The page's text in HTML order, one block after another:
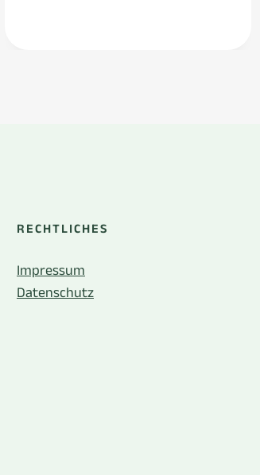
RECHTLICHES
Impressum
Datenschutz